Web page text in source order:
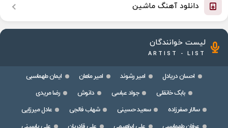
دانلود آهنگ ماشین
لیست خوانندگان
ARTIST - LIST
احسان دریادل امیر رشوند امیر ماهان
ایمان طهماسبی
بابک خانقلی
جواد عباسی دانوش
رضا مریدی
سالار صفرزاده
سعید حسینی شهاب فالجی
عادل میرزایی